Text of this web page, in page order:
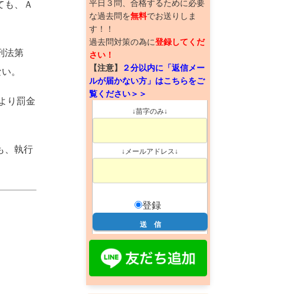
も、Ａ
法第
。
り罰金
、執行
平日３問、合格するために必要
な過去問を無料でお送りしま
す！！
過去問対策の為に登録してくだ
さい！
【注意】
２分以内に「返信メー
ルが届かない方」はこちらをご
覧ください＞＞
↓苗字のみ↓
↓メールアドレス↓
登録